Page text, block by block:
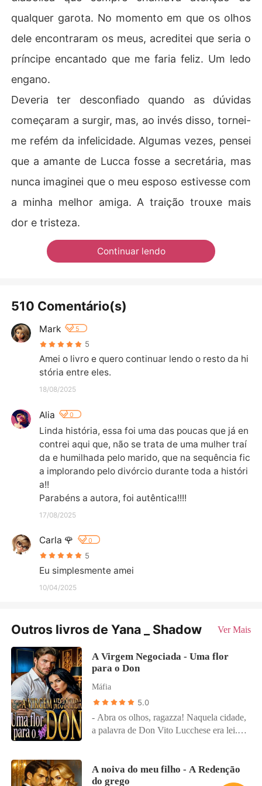
qualquer garota. No momento em que os olhos
dele encontraram os meus, acreditei que seria o
príncipe encantado que me faria feliz. Um ledo
engano.
Deveria ter desconfiado quando as dúvidas
começaram a surgir, mas, ao invés disso, tornei-
me refém da infelicidade. Algumas vezes, pensei
que a amante de Lucca fosse a secretária, mas
nunca imaginei que o meu esposo estivesse com
a minha melhor amiga. A traição trouxe mais
dor e tristeza.
Continuar lendo
510 Comentário(s)
Mark 5
5
Amei o livro e quero continuar lendo o resto da hi
stória entre eles.
18/08/2025
Alia 0
Linda história, essa foi uma das poucas que já en
contrei aqui que, não se trata de uma mulher traí
da e humilhada pelo marido, que na sequência fic
a implorando pelo divórcio durante toda a históri
a!!
Parabéns a autora, foi autêntica!!!!
17/08/2025
Carla 🌹 0
5
Eu simplesmente amei
10/04/2025
Outros livros de Yana _ Shadow Ver Mais
A Virgem Negociada - Uma flor
para o Don
Máfia
5.0
- Abra os olhos, ragazza! Naquela cidade,
a palavra de Don Vito Lucchese era lei.
um homem vinte anos mais velho - um
mafioso marcado por cicatrizes, traumas e
A noiva do meu filho - A Redenção
do grego